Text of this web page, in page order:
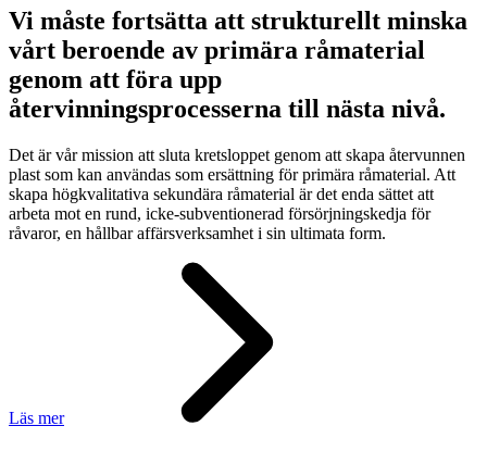
Vi måste fortsätta att strukturellt minska
vårt beroende av primära råmaterial
genom att föra upp
återvinningsprocesserna till nästa nivå.
Det är vår mission att sluta kretsloppet genom att skapa återvunnen
plast som kan användas som ersättning för primära råmaterial. Att
skapa högkvalitativa sekundära råmaterial är det enda sättet att
arbeta mot en rund, icke-subventionerad försörjningskedja för
råvaror, en hållbar affärsverksamhet i sin ultimata form.
Läs mer